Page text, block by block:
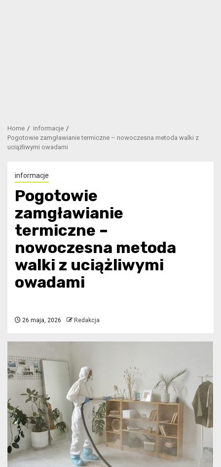
Home
informacje
Pogotowie zamgławianie termiczne – nowoczesna metoda walki z
uciążliwymi owadami
informacje
Pogotowie
zamgławianie
termiczne –
nowoczesna metoda
walki z uciążliwymi
owadami
26 maja, 2026 Redakcja